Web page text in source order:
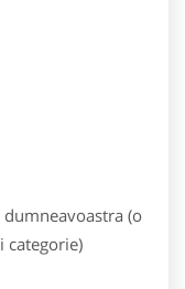
(o
categorie)